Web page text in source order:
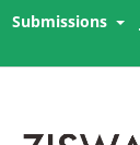
Submissions